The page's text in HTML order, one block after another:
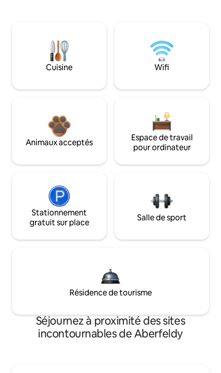
Cuisine Wifi
Animaux acceptés
Espace de travail
pour ordinateur
Stationnement
gratuit sur place
Salle de sport
Résidence de tourisme
Séjournez à proximité des sites
incontournables de Aberfeldy